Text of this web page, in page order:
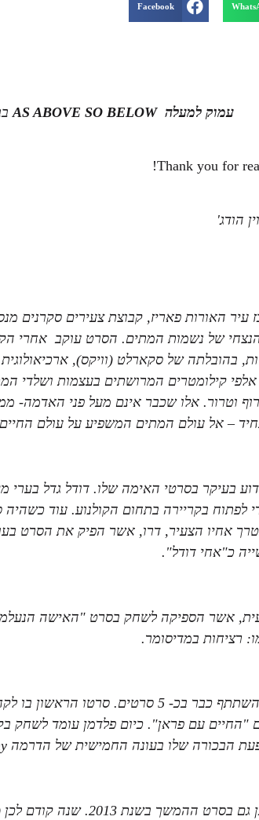
Facebook
עמוק למעלהAS ABOVE SO BELOW
Thank you for
הודג'
עיר האורות פאריז, קבוצת צעירים סקרנים
של נשמות המתים. הסרט עוקב אחרי
בהובלתה של סקארלט (וויקס),
קילומטרים המרושתים בעצמות ושלדי
וטרור. אלו שכבר אינם מעל פני האדמה-
– אל עולם המתים המשפיע על עולם
בעיקר בסרטי האימה שלו. דודל גדל בערי
לפתוח בקריירה בתחום הקולנוע. עוד
אחיו הצעיר, דרו, אשר הפיק את הסרט בעוד
כ"אחי דודל".
אשר הספיקה לשחק בסרט "האישה
רציחות במדיסומר.
פלדמן בן ה34, נולד במאי 1980 והספיק להשתתף
"החיים עם פראן". כיום פלדמן עומד לשחק